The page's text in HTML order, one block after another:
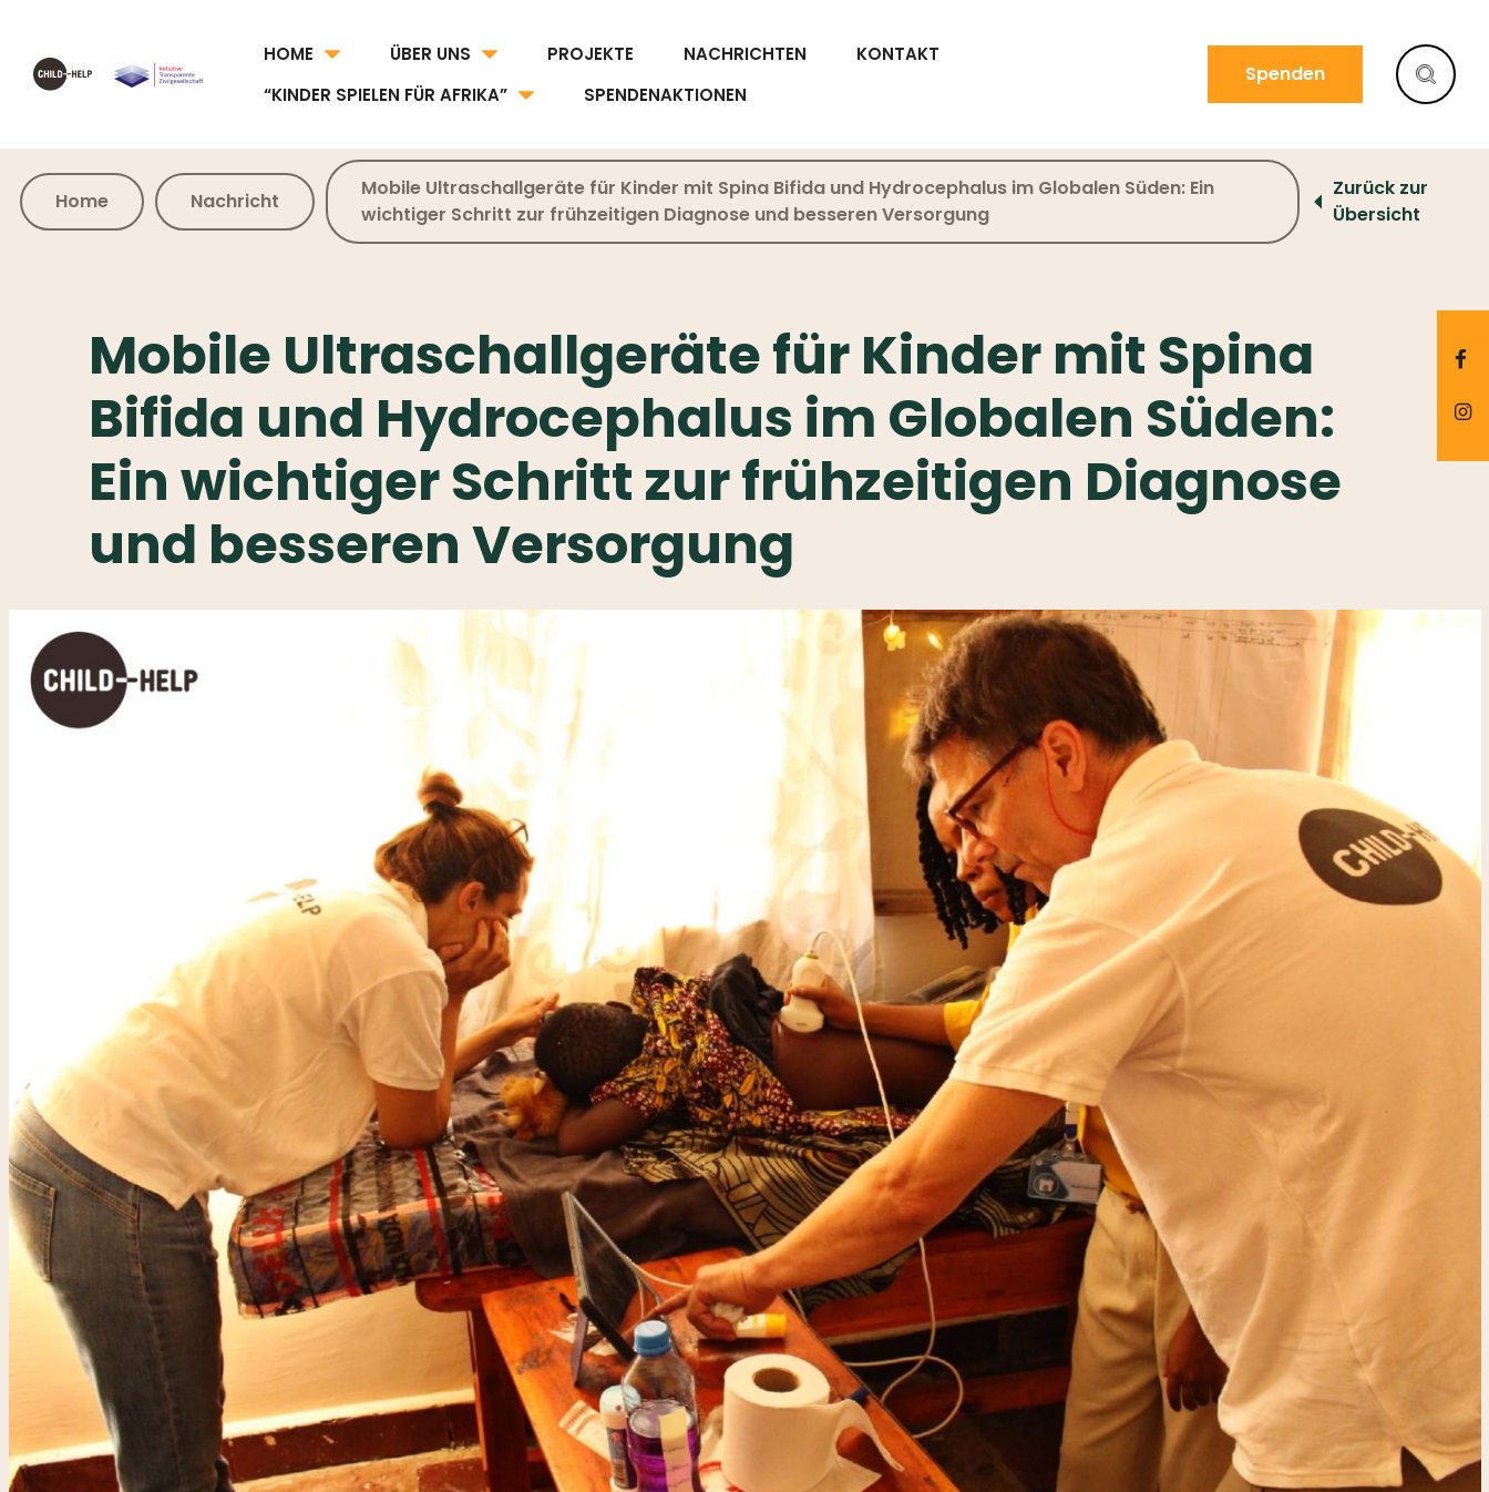
HOME ÜBER UNS PROJEKTE NACHRICHTEN
KONTAKT
“KINDER SPIELEN FÜR AFRIKA”
SPENDENAKTIONEN
Spenden
Home Nachricht
Mobile Ultraschallgeräte für Kinder mit Spina Bifida und Hydrocephalus im Globalen Süden: Ein
wichtiger Schritt zur frühzeitigen Diagnose und besseren Versorgung
Zurück zur
Übersicht
Mobile Ultraschallgeräte für Kinder mit Spina
Bifida und Hydrocephalus im Globalen Süden:
Ein wichtiger Schritt zur frühzeitigen Diagnose
und besseren Versorgung